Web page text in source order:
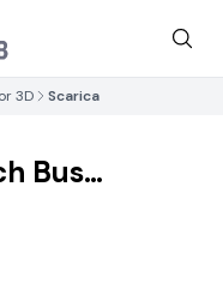
3D Scarica
Bus